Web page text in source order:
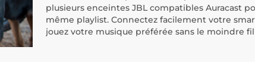
plusieurs enceintes JBL compatibles Auracast
même playlist. Connectez facilement votre
jouez votre musique préférée sans le moindre fil